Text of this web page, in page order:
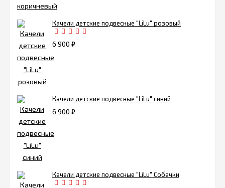
Качели детские подвесные "LiLu" розовый
6 900 ₽
Качели детские подвесные "LiLu" синий
6 900 ₽
Качели детские подвесные "LiLu" Собачки